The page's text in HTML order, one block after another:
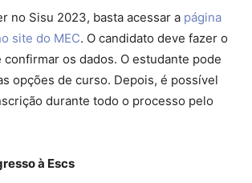
no Sisu 2023, basta acessar a página
site do MEC. O candidato deve fazer o
os dados. O estudante pode
opções de curso. Depois, é possível
durante todo o processo pelo
à Escs